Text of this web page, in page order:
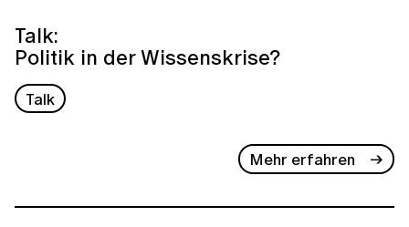
Talk:
Politik in der Wissenskrise?
Talk
Mehr erfahren